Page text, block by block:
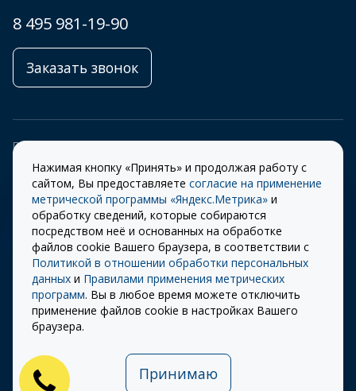
8 495 981-19-90
Заказать звонок
© 2026 «СТОУН-XXI»
Правила
Правила пользования
сайтом
Политика
конфиденциальности
Карта сайта
Публичная оферта на
использование ПЭП
информационный характер и ни при каких условиях не является публичной офертой,
определяемой положениями Статьи 437 (2) Гражданского кодекса Российской Федерации.
Нажимая кнопку «Принять» и продолжая работу с
сайтом, Вы предоставляете согласие на применение
метрической программы «Яндекс.Метрика» и
обработку сведений, которые собираются
посредством неё и основанных на обработке
файлов cookie Вашего браузера, в соответствии с
Политикой в отношении обработки персональных
данных и Правилами применения метрических
программ. Вы в любое время можете отключить
применение файлов cookie в настройках Вашего
браузера.
Принимаю